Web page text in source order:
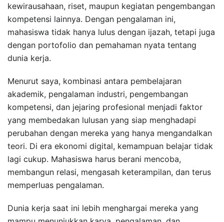
kewirausahaan, riset, maupun kegiatan pengembangan
kompetensi lainnya. Dengan pengalaman ini,
mahasiswa tidak hanya lulus dengan ijazah, tetapi juga
dengan portofolio dan pemahaman nyata tentang
dunia kerja.
Menurut saya, kombinasi antara pembelajaran
akademik, pengalaman industri, pengembangan
kompetensi, dan jejaring profesional menjadi faktor
yang membedakan lulusan yang siap menghadapi
perubahan dengan mereka yang hanya mengandalkan
teori. Di era ekonomi digital, kemampuan belajar tidak
lagi cukup. Mahasiswa harus berani mencoba,
membangun relasi, mengasah keterampilan, dan terus
memperluas pengalaman.
Dunia kerja saat ini lebih menghargai mereka yang